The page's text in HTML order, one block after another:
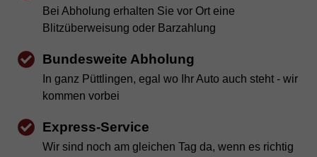
Bei Abholung erhalten Sie vor Ort eine
Blitzüberweisung oder Barzahlung
Bundesweite Abholung
In ganz Püttlingen, egal wo Ihr Auto auch steht - wir
kommen vorbei
Express-Service
Wir sind noch am gleichen Tag da, wenn es richtig